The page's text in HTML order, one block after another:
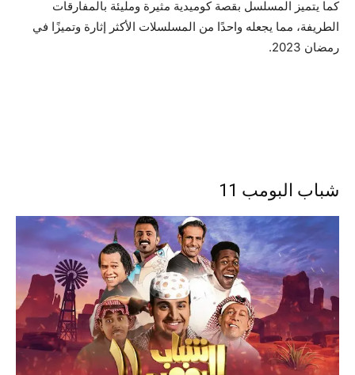
كما يتميز المسلسل بقصة كوميدية مثيرة ومليئة بالمفارقات
الطريفة، مما يجعله واحدًا من المسلسلات الأكثر إثارة وتميزًا في
رمضان 2023.
شباب البومب 11